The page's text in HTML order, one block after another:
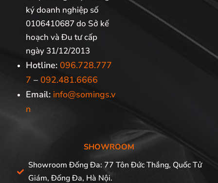
ký doanh nghiệp số
0106410687 do Sở kế
hoạch và Đu tư cấp
ngày 31/12/2013
Hotline: 096.728.777
7 – 092.481.6666
Email: info@somings.v
n
SHOWROOM
Showroom Đống Đa: 77 Tôn Đức Thắng, Quốc Tử
Giám, Đống Đa, Hà Nội.